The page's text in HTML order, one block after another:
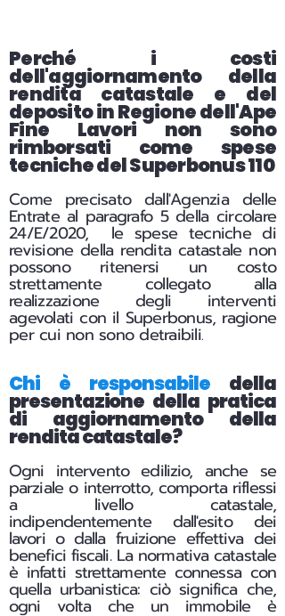
Perché i costi
dell'aggiornamento della
rendita catastale e del
deposito in Regione dell'Ape
Fine Lavori non sono
rimborsati come spese
tecniche del Superbonus 110
Come precisato dall'Agenzia delle
Entrate al paragrafo 5 della circolare
24/E/2020, le spese tecniche di
revisione della rendita catastale non
possono ritenersi un costo
strettamente collegato alla
realizzazione degli interventi
agevolati con il Superbonus, ragione
per cui non sono detraibili.
Chi è responsabiledella
presentazione della pratica
di aggiornamento della
rendita catastale?
Ogni intervento edilizio, anche se
parziale o interrotto, comporta riflessi
a livello catastale,
indipendentemente dall'esito dei
lavori o dalla fruizione effettiva dei
benefici fiscali. La normativa catastale
è infatti strettamente connessa con
quella urbanistica: ciò significa che,
ogni volta che un immobile è